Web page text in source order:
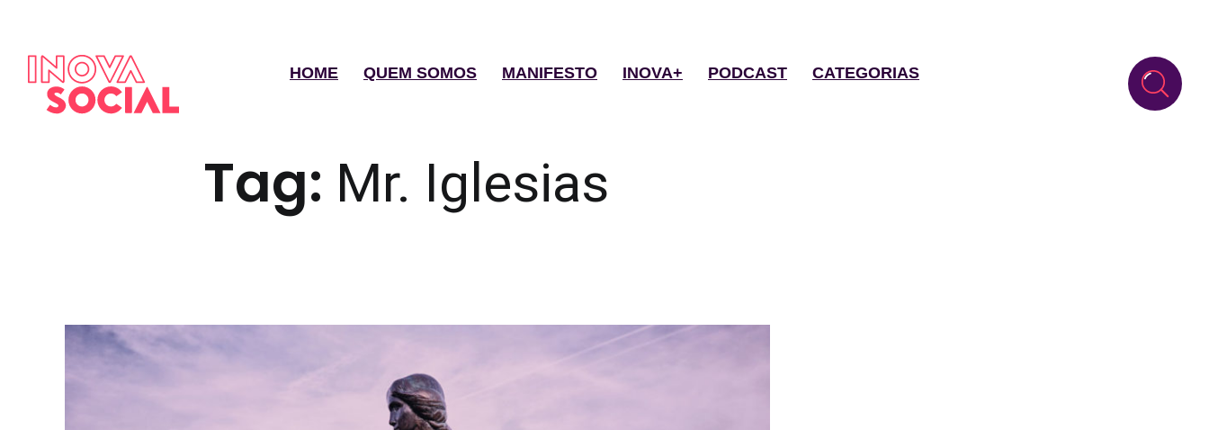
HOME QUEM SOMOS MANIFESTO INOVA+ PODCAST CATEGORIAS
Tag: Mr. Iglesias